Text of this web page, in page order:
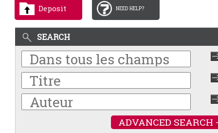
Deposit NEED HELP?
SEARCH
ADVANCED SEARCH